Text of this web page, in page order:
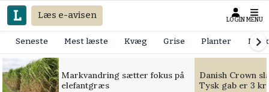
Læs e-avisen LOGIN MENU
Seneste Mest læste Kvæg Grise Planter
Markvandring sætter fokus på
elefantgræs
Danish Crown
Tysk gab er 3